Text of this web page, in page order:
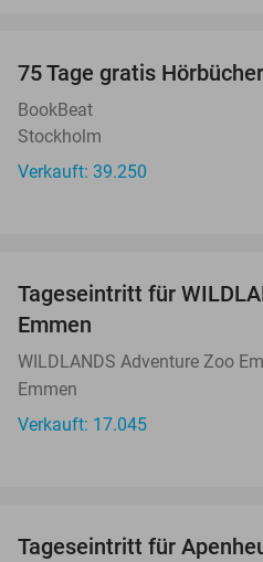
75 Tage gratis
BookBeat
Stockholm
Verkauft: 39.250
Tageseintritt für
Emmen
WILDLANDS Adventure Zoo
Emmen
Verkauft: 17.045
Tageseintritt für